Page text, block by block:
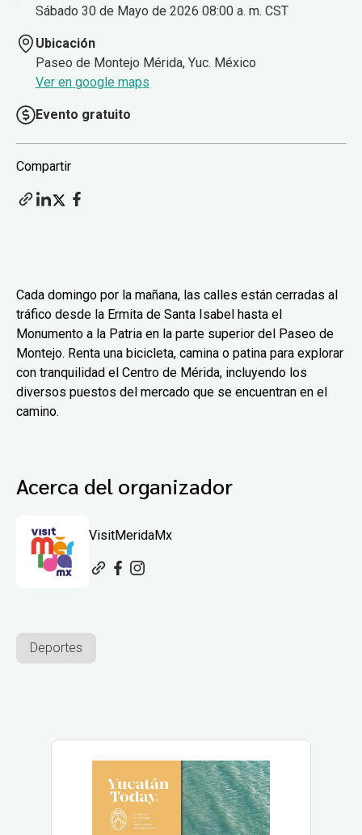
Sábado 30 de Mayo de 2026 08:00 a. m. CST
Ubicación
Paseo de Montejo Mérida, Yuc. México
Ver en google maps
Evento gratuito
Compartir
Cada domingo por la mañana, las calles están cerradas al
tráfico desde la Ermita de Santa Isabel hasta el
Monumento a la Patria en la parte superior del Paseo de
Montejo. Renta una bicicleta, camina o patina para explorar
con tranquilidad el Centro de Mérida, incluyendo los
diversos puestos del mercado que se encuentran en el
camino.
Acerca del organizador
VisitMeridaMx
Deportes